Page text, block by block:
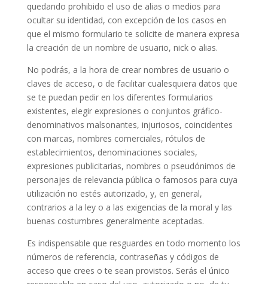
quedando prohibido el uso de alias o medios para
ocultar su identidad, con excepción de los casos en
que el mismo formulario te solicite de manera expresa
la creación de un nombre de usuario, nick o alias.
No podrás, a la hora de crear nombres de usuario o
claves de acceso, o de facilitar cualesquiera datos que
se te puedan pedir en los diferentes formularios
existentes, elegir expresiones o conjuntos gráfico-
denominativos malsonantes, injuriosos, coincidentes
con marcas, nombres comerciales, rótulos de
establecimientos, denominaciones sociales,
expresiones publicitarias, nombres o pseudónimos de
personajes de relevancia pública o famosos para cuya
utilización no estés autorizado, y, en general,
contrarios a la ley o a las exigencias de la moral y las
buenas costumbres generalmente aceptadas.
Es indispensable que resguardes en todo momento los
números de referencia, contraseñas y códigos de
acceso que crees o te sean provistos. Serás el único